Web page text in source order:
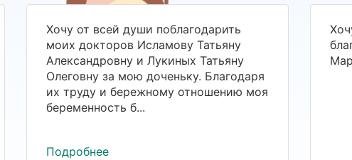
Хочу от всей души поблагодарить
моих докторов Исламову Татьяну
Александровну и Лукиных Татьяну
Олеговну за мою доченьку. Благодаря
их труду и бережному отношению моя
беременность б...
Подробнее